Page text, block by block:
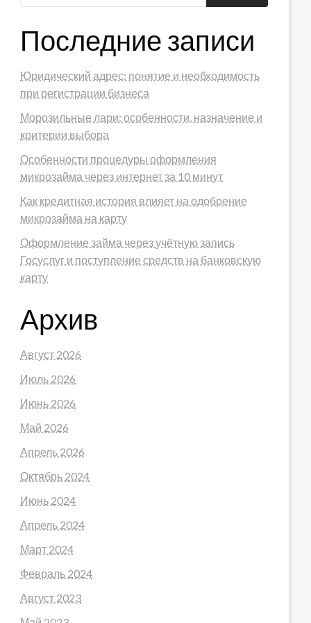
Последние записи
Юридический адрес: понятие и необходимость
при регистрации бизнеса
Морозильные лари: особенности, назначение и
критерии выбора
Особенности процедуры оформления
микрозайма через интернет за 10 минут
Как кредитная история влияет на одобрение
микрозайма на карту
Оформление займа через учётную запись
Госуслуг и поступление средств на банковскую
карту
Архив
Август 2026
Июль 2026
Июнь 2026
Май 2026
Апрель 2026
Октябрь 2024
Июнь 2024
Апрель 2024
Март 2024
Февраль 2024
Август 2023